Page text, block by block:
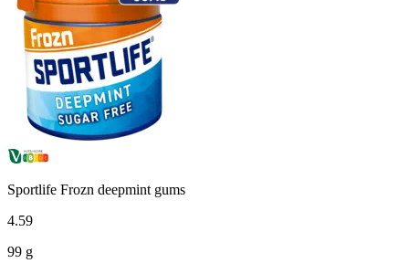
Sportlife Frozn deepmint gums
4.59
99 g